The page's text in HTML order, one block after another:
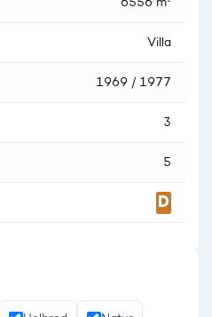
6556 m²
Villa
1969 / 1977
3
5